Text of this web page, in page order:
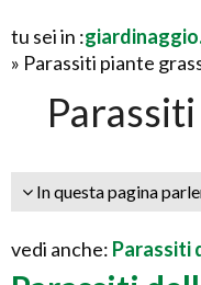
tu sei in :
» Parassiti piante
In questa pagina
vedi anche: Parassiti